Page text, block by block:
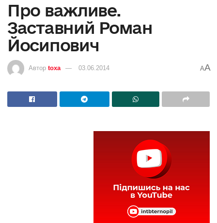
Про важливе.
Заставний Роман
Йосипович
Автор toxa 03.06.2014 AA